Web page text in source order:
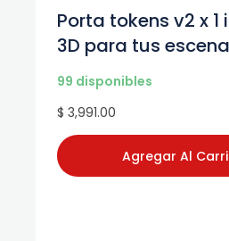
$ 3,991.00
Porta tokens v2 x 1
3D para tus
99 disponibles
Agregar Al